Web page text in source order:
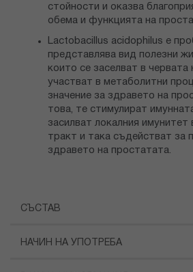
стойности и оказва
обема и функцията на
Lactobacillus acidophilus е
представлява вид полезни
които се заселват в червата
участват в метаболитни
значение за здравето на
това, те стимулират
засилват локалния имунитет
тракт и така съдействат за
здравето на простатата.
СЪСТАВ
НАЧИН НА УПОТРЕБА